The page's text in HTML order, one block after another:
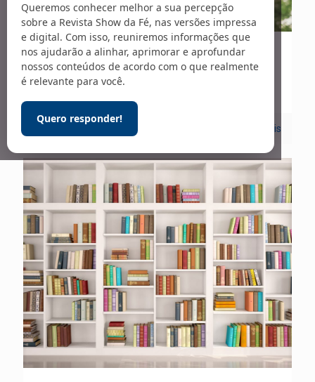
Queremos conhecer melhor a sua percepção
sobre a Revista Show da Fé, nas versões impressa
e digital. Com isso, reuniremos informações que
nos ajudarão a alinhar, aprimorar e aprofundar
nossos conteúdos de acordo com o que realmente
é relevante para você.
Quero responder!
13/06/2025
Liberdade espiritual
Leia mais